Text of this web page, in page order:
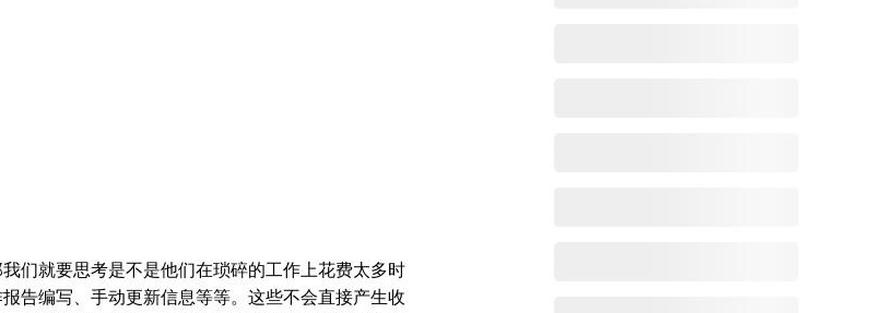
们就要思考是不是他们在琐碎的工作上花费太多时
告编写、手动更新信息等等。这些不会直接产生收